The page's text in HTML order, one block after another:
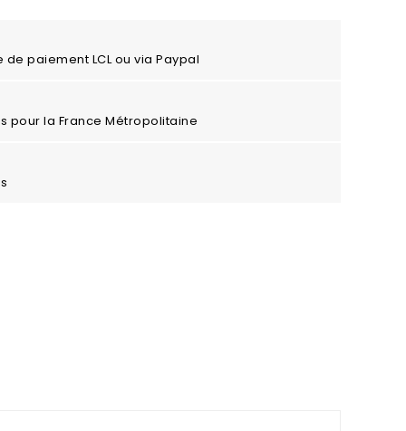
paiement LCL ou via Paypal
pour la France Métropolitaine